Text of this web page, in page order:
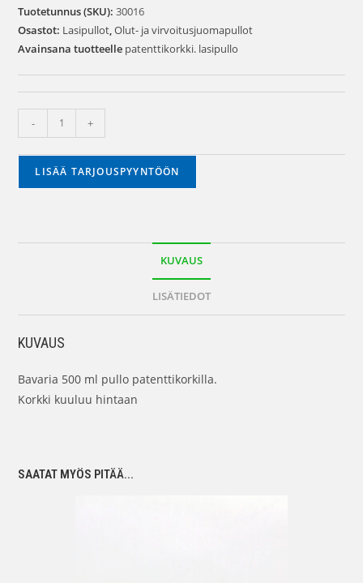
Tuotetunnus (SKU):30016
Osastot: Lasipullot,Olut- ja virvoitusjuomapullot
Avainsana tuotteelle patenttikorkki. lasipullo
- +
LISÄÄ TARJOUSPYYNTÖÖN
KUVAUS
LISÄTIEDOT
KUVAUS
Bavaria 500 ml pullo patenttikorkilla.
Korkki kuuluu hintaan
SAATAT MYÖS PITÄÄ...